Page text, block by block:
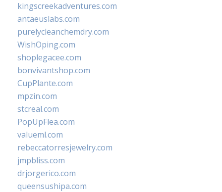
kingscreekadventures.com
antaeuslabs.com
purelycleanchemdry.com
WishOping.com
shoplegacee.com
bonvivantshop.com
CupPlante.com
mpzin.com
stcreal.com
PopUpFlea.com
valueml.com
rebeccatorresjewelry.com
jmpbliss.com
drjorgerico.com
queensushipa.com